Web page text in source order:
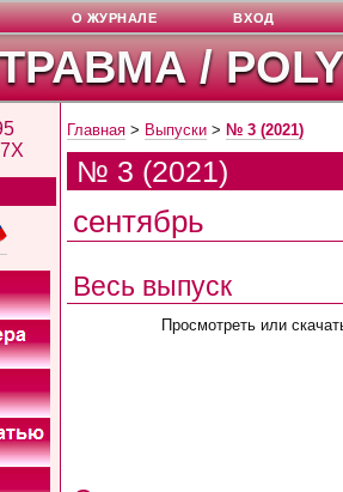
/
О ЖУРНАЛЕ ВХОД
Главная > Выпуски > № 3 (2021)
№ 3 (2021)
сентябрь
Весь выпуск
Просмотреть или